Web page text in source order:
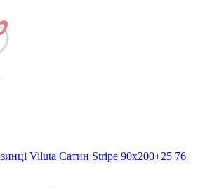
Viluta Сатин Stripe 90х200+25 76